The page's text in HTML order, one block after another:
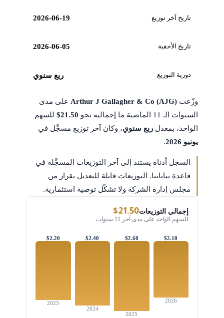
تاريخ آخر توزيع 2026-06-19
تاريخ الأحقية 2026-06-05
دورية التوزيع ربع سنوي
وزّعت Arthur J Gallagher & Co (AJG)على مدى
السنوات الـ 11 الماضية ما إجماليه نحو
$21.50للسهم
الواحد، بمعدل ربع سنوي، وكان آخر توزيع مسجَّل في
يونيو 2026
.
السجل أدناه يستند إلى آخر التوزيعات المسجَّلة في
قاعدة بياناتنا. التوزيعات قابلة للتعديل بقرار من
مجلس إدارة الشركة ولا تشكّل توصية استثمارية.
إجمالي التوزيعات$21.50
للسهم الواحد على مدى آخر 11 سنوات
$2.10
2026
$2.60
2025
$2.40
2024
$2.20
2023